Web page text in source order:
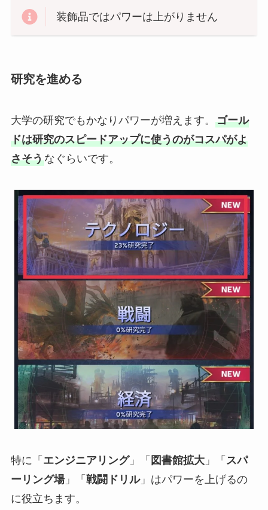
装飾品ではパワーは上がりません
研究を進める
大学の研究でもかなりパワーが増えます。 ゴール
ドは研究のスピードアップに使うのがコスパがよ
さそうなぐらいです。
特に「 エンジニアリング」「 図書館拡大」「 スパ
ーリング場」「 戦闘ドリル」はパワーを上げるの
に役立ちます。